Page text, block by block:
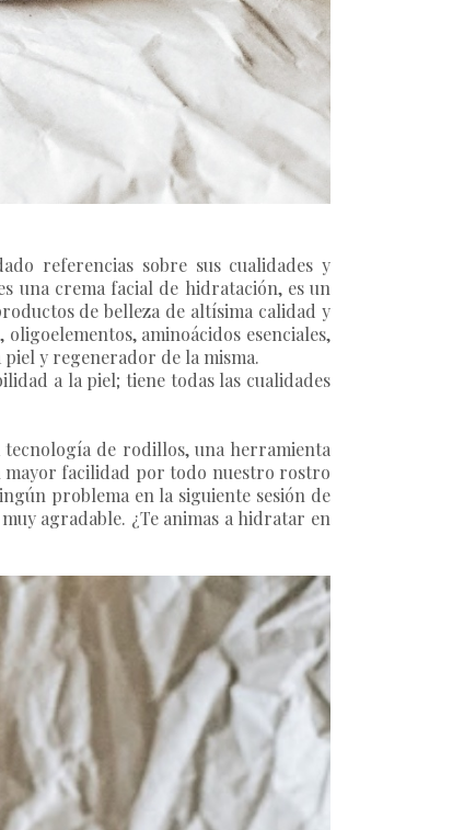
referencias sobre sus cualidades y
una crema facial de hidratación, es un
de belleza de altísima calidad y
aminoácidos esenciales,
piel y regenerador de la misma.
a la piel; tiene todas las cualidades
de rodillos, una herramienta
mayor facilidad por todo nuestro rostro
problema en la siguiente sesión de
agradable. ¿Te animas a hidratar en